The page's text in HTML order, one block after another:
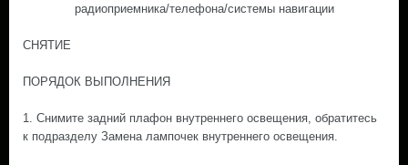
радиоприемника/телефона/системы навигации
СНЯТИЕ
ПОРЯДОК ВЫПОЛНЕНИЯ
1. Снимите задний плафон внутреннего освещения, обратитесь
к подразделу Замена лампочек внутреннего освещения.